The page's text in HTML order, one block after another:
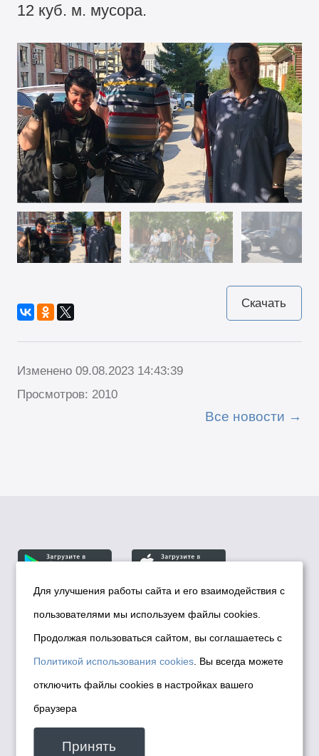
12 куб. м. мусора.
Скачать
Изменено 09.08.2023 14:43:39
Просмотров: 2010
Все новости
© Департамент информационной политики мэрии
города Новосибирска, 2026
Политика использования Cookies
Политика по обработке персональных
данных в информационных системах
мэрии города Новосибирска
malinchukvl@mail.ru
Для улучшения работы сайта и его взаимодействия с
пользователями мы используем файлы cookies.
Продолжая пользоваться сайтом, вы соглашаетесь с
Политикой использования cookies . Вы всегда можете
отключить файлы cookies в настройках вашего
браузера
Принять